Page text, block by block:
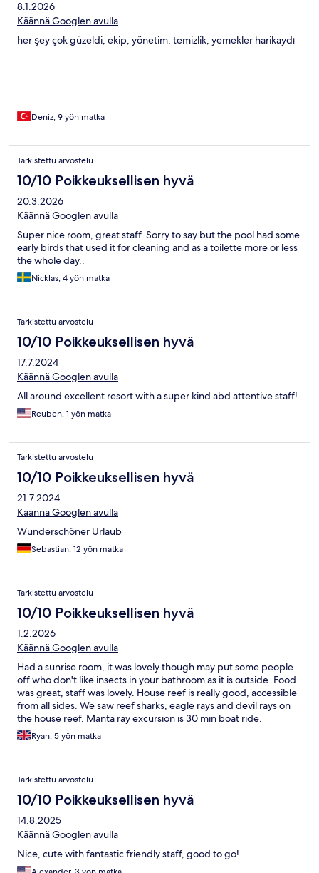
8.1.2026
Käännä Googlen avulla
her şey çok güzeldi, ekip, yönetim, temizlik, yemekler harikaydı
Deniz, 9 yön matka
Tarkistettu arvostelu
10/10 Poikkeuksellisen hyvä
20.3.2026
Käännä Googlen avulla
Super nice room, great staff. Sorry to say but the pool had some
early birds that used it for cleaning and as a toilette more or less
the whole day..
Nicklas, 4 yön matka
Tarkistettu arvostelu
10/10 Poikkeuksellisen hyvä
17.7.2024
Käännä Googlen avulla
All around excellent resort with a super kind abd attentive staff!
Reuben, 1 yön matka
Tarkistettu arvostelu
10/10 Poikkeuksellisen hyvä
21.7.2024
Käännä Googlen avulla
Wunderschöner Urlaub
Sebastian, 12 yön matka
Tarkistettu arvostelu
10/10 Poikkeuksellisen hyvä
1.2.2026
Käännä Googlen avulla
Had a sunrise room, it was lovely though may put some people
off who don't like insects in your bathroom as it is outside. Food
was great, staff was lovely. House reef is really good, accessible
from all sides. We saw reef sharks, eagle rays and devil rays on
the house reef. Manta ray excursion is 30 min boat ride.
Ryan, 5 yön matka
Tarkistettu arvostelu
10/10 Poikkeuksellisen hyvä
14.8.2025
Käännä Googlen avulla
Nice, cute with fantastic friendly staff, good to go!